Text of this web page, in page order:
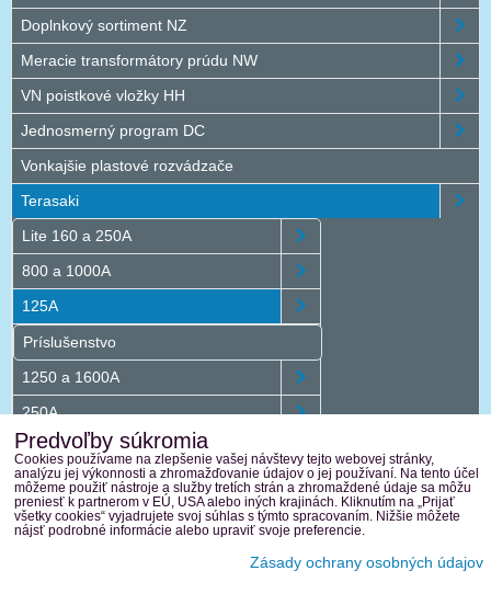
Doplnkový sortiment NZ
Meracie transformátory prúdu NW
VN poistkové vložky HH
Jednosmerný program DC
Vonkajšie plastové rozvádzače
Terasaki
Lite 160 a 250A
800 a 1000A
125A
Príslušenstvo
1250 a 1600A
250A
1250 a 1600A DC
400 a 630A
2000 a 2500A
Predvoľby súkromia
Cookies používame na zlepšenie vašej návštevy tejto webovej stránky,
analýzu jej výkonnosti a zhromažďovanie údajov o jej používaní. Na tento účel
môžeme použiť nástroje a služby tretích strán a zhromaždené údaje sa môžu
preniesť k partnerom v EÚ, USA alebo iných krajinách. Kliknutím na „Prijať
všetky cookies“ vyjadrujete svoj súhlas s týmto spracovaním. Nižšie môžete
nájsť podrobné informácie alebo upraviť svoje preferencie.
Zásady ochrany osobných údajov